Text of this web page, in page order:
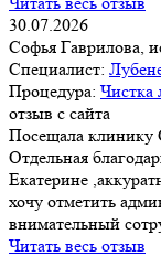
30.07.2026
Софья Гаврилова,
Специалист:
Процедура: Чистка
отзыв с сайта
Посещала клинику
Отдельная
Екатерине
хочу отметить
внимательный
Читать весь отзыв